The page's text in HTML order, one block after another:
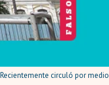
circuló por medio